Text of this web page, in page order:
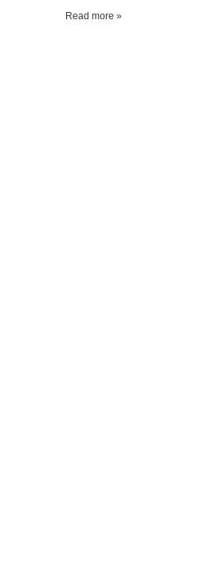
Read more »